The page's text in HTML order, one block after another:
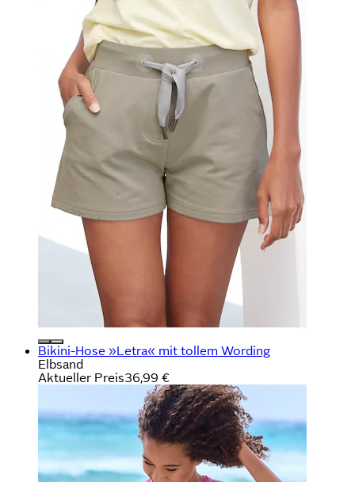
Bikini-Hose »Letra« mit tollem Wording
Elbsand
Aktueller Preis36,99 €